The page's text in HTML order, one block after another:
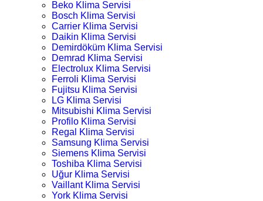
Beko Klima Servisi
Bosch Klima Servisi
Carrier Klima Servisi
Daikin Klima Servisi
Demirdöküm Klima Servisi
Demrad Klima Servisi
Electrolux Klima Servisi
Ferroli Klima Servisi
Fujitsu Klima Servisi
LG Klima Servisi
Mitsubishi Klima Servisi
Profilo Klima Servisi
Regal Klima Servisi
Samsung Klima Servisi
Siemens Klima Servisi
Toshiba Klima Servisi
Uğur Klima Servisi
Vaillant Klima Servisi
York Klima Servisi